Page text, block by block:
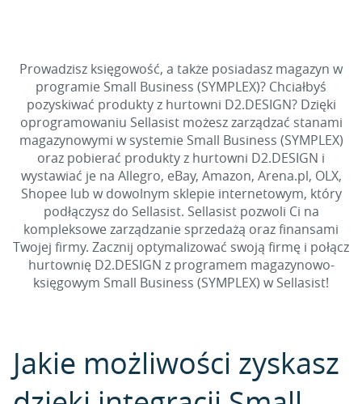
Prowadzisz księgowość, a także posiadasz magazyn w
programie Small Business (SYMPLEX)? Chciałbyś
pozyskiwać produkty z hurtowni D2.DESIGN? Dzięki
oprogramowaniu Sellasist możesz zarządzać stanami
magazynowymi w systemie Small Business (SYMPLEX)
oraz pobierać produkty z hurtowni D2.DESIGN i
wystawiać je na Allegro, eBay, Amazon, Arena.pl, OLX,
Shopee lub w dowolnym sklepie internetowym, który
podłączysz do Sellasist. Sellasist pozwoli Ci na
kompleksowe zarządzanie sprzedażą oraz finansami
Twojej firmy. Zacznij optymalizować swoją firmę i połącz
hurtownię D2.DESIGN z programem magazynowo-
księgowym Small Business (SYMPLEX) w Sellasist!
Jakie możliwości zyskasz